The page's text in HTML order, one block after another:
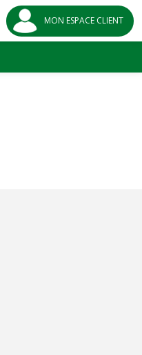
MON ESPACE CLIENT